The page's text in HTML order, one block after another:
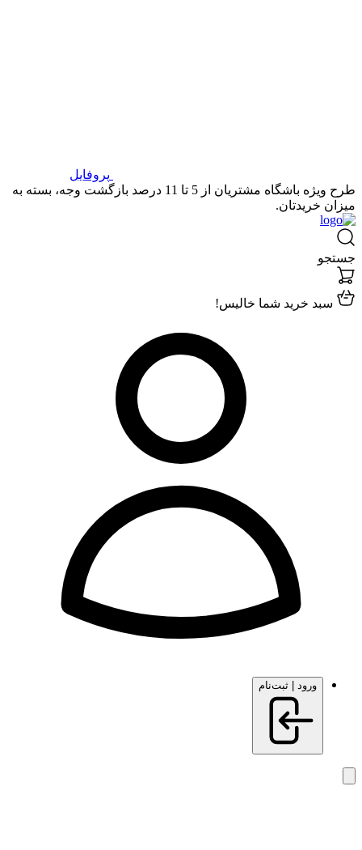
پروفایل
طرح ویژه باشگاه مشتریان از 5 تا 11 درصد بازگشت وجه، بسته به
میزان خریدتان.
جستجو
سبد خرید شما خالیس!
ورود | ثبت‌نام